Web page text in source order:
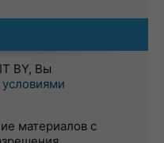
BY, Вы
условиями
материалов с